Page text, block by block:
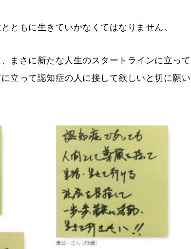
ともに生きていかなくてはなりません。
まさに新たな人生のスタートラインに立って
立って認知症の人に接して欲しいと切に願い